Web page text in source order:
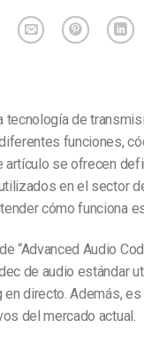
tecnología de
funciones,
artículo se ofrecen
en el sector
cómo funciona
“Advanced Audio
de audio estándar
en directo. Además,
del mercado actual.